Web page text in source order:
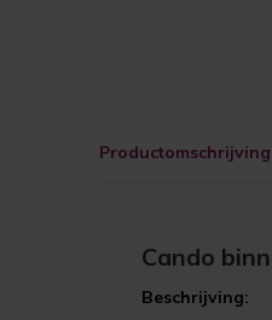
Productomschrijving
Cando
Beschrijving: